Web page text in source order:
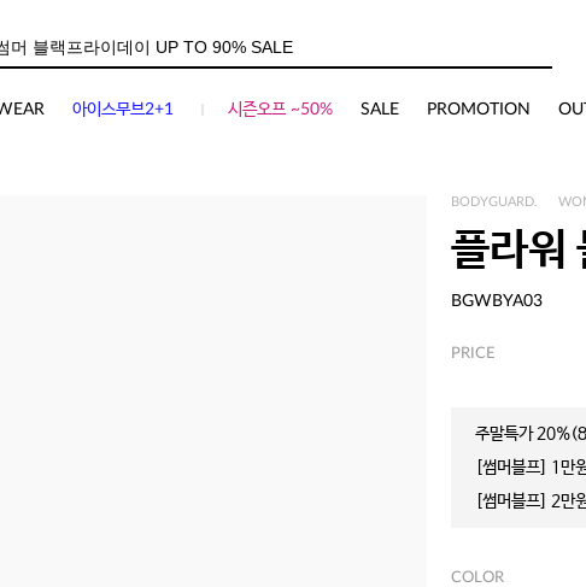
아이스무브2+1 시즌오프 ~50% SALE PROMOTION
BODYGUARD.
플라워
BGWBYA03
PRICE
주말특가
[썸머블프] 1만
[썸머블프] 2만
COLOR